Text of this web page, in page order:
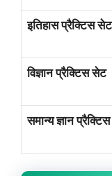
इतिहास प्रैक्टिस सेट
विज्ञान प्रैक्टिस सेट
समान्य ज्ञान